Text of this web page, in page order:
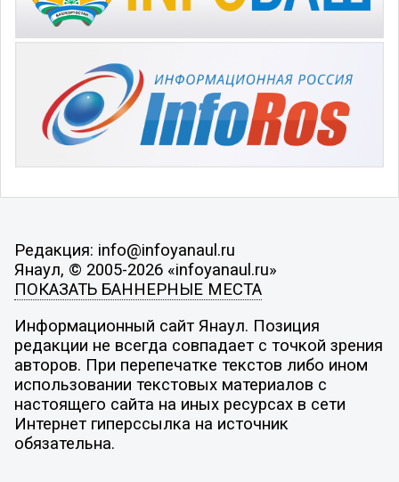
Редакция: info@infoyanaul.ru
Янаул, © 2005-2026 «infoyanaul.ru»
ПОКАЗАТЬ БАННЕРНЫЕ МЕСТА
Информационный сайт Янаул. Позиция
редакции не всегда совпадает с точкой зрения
авторов. При перепечатке текстов либо ином
использовании текстовых материалов с
настоящего сайта на иных ресурсах в сети
Интернет гиперссылка на источник
обязательна.